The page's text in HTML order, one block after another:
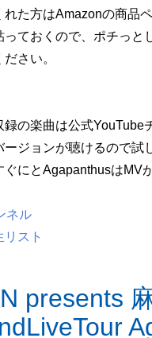
れた方はAmazonの商品
っておくので、ポチっと
さい。
録の楽曲は公式YouTube
ージョンが聴けるので試
ぐにとAgapanthusはMV
ネル
スト
presents